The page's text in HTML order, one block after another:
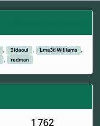
Bidaoui
Lma3ti Williams
redman
1 762